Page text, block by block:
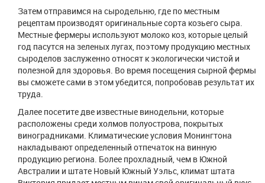
Затем отправимся на сыродельню, где по местным
рецептам производят оригинальные сорта козьего сыра.
Местные фермеры используют молоко коз, которые целый
год пасутся на зеленых лугах, поэтому продукцию местных
сыроделов заслуженно относят к экологически чистой и
полезной для здоровья. Во время посещения сырной фермы
вы сможете сами в этом убедится, попробовав результат их
труда.
Далее посетите две известные винодельни, которые
расположены среди холмов полуострова, покрытых
виноградниками. Климатические условия Монингтона
накладывают определенный отпечаток на винную
продукцию региона. Более прохладный, чем в Южной
Австралии и штате Новый Южный Уэльс, климат штата